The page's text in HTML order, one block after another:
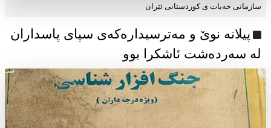
سازمانی خەبات ی كوردستانی ئێران
پیلانە نوێ و مەترسیدارەکەی سپای پاسداران
لە سەردەشت ئاشکرا بوو